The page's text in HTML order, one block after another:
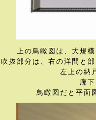
上の鳥瞰図は、大規
吹抜部分は、右の洋間と
左上の納
廊
鳥瞰図だと平面